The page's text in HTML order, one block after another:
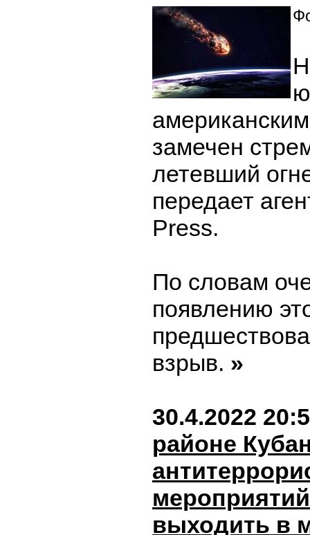
замечен
летевший
передает
Press.
По словам
появлению
взрыв. »
30.4.2022
районе
выходить в